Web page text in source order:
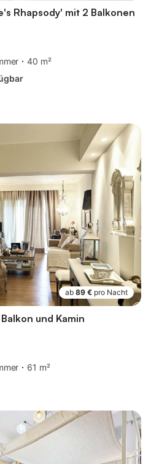
Rhapsody' mit 2 Balkonen
40 m²
ab 89 € pro Nacht
und Kamin
61 m²